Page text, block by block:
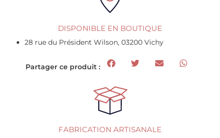
DISPONIBLE EN BOUTIQUE
28 rue du Président Wilson, 03200 Vichy
Partager ce produit :
FABRICATION ARTISANALE